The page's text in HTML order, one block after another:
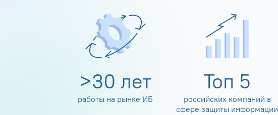
>30 лет
работы на рынке ИБ
Топ 5
российских компаний в
сфере защиты информации